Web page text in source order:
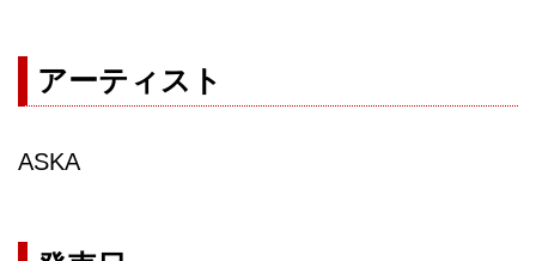
アーティスト
ASKA